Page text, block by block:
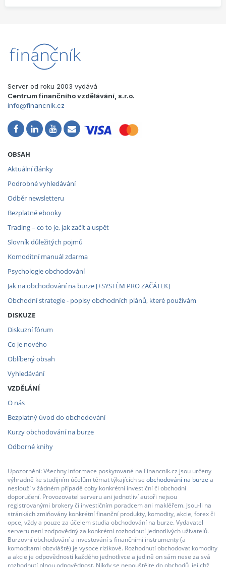
Server od roku 2003 vydává
Centrum finančního vzdělávání, s.r.o.
info@financnik.cz
OBSAH
Aktuální články
Podrobné vyhledávání
Odběr newsletteru
Bezplatné ebooky
Trading – co to je, jak začít a uspět
Slovník důležitých pojmů
Komoditní manuál zdarma
Psychologie obchodování
Jak na obchodování na burze [+SYSTÉM PRO ZAČÁTEK]
Obchodní strategie - popisy obchodních plánů, které používám
DISKUZE
Diskuzní fórum
Co je nového
Oblíbený obsah
Vyhledávání
VZDĚLÁNÍ
O nás
Bezplatný úvod do obchodování
Kurzy obchodování na burze
Odborné knihy
Upozornění: Všechny informace poskytované na Financnik.cz jsou určeny
výhradně ke studijním účelům témat týkajících se obchodování na burze a
neslouží v žádném případě coby konkrétní investiční či obchodní
doporučení. Provozovatel serveru ani jednotliví autoři nejsou
registrovanými brokery či investičním poradcem ani makléřem. Jsou-li na
stránkách zmiňovány konkrétní finanční produkty, komodity, akcie, forex či
opce, vždy a pouze za účelem studia obchodování na burze. Vydavatel
serveru není zodpovědný za konkrétní rozhodnutí jednotlivých uživatelů.
Burzovní obchodování a investování s finančními instrumenty (a
komoditami obzvláště) je vysoce rizikové. Rozhodnutí obchodovat komodity
a akcie je odpovědností každého jednotlivce a jedině on sám nese za svá
rozhodnutí plnou odpovědnost. Nikdy se nepouštějte do obchodů, jejichž